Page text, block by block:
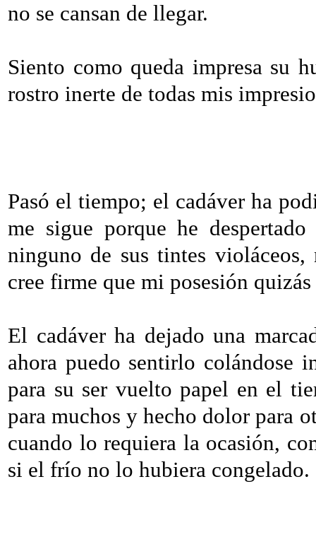
no se cansan de llegar.
Siento como queda impresa su
rostro inerte de todas mis
Pasó el tiempo; el cadáver ha
me sigue porque he
ninguno de sus tintes
cree firme que mi posesión
El cadáver ha dejado una
ahora puedo sentirlo colándose
para su ser vuelto papel en el
para muchos y hecho dolor para
cuando lo requiera la ocasión,
si el frío no lo hubiera congelado.